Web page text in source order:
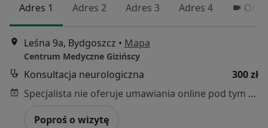
Adres 1 Adres 2 Adres 3 Adres 4
Leśna 9a, Bydgoszcz • Mapa
Centrum Medyczne Gizińscy
Konsultacja neurologiczna
300 zł
Specjalista nie oferuje umawiania online pod tym adresem.
Poproś o wizytę